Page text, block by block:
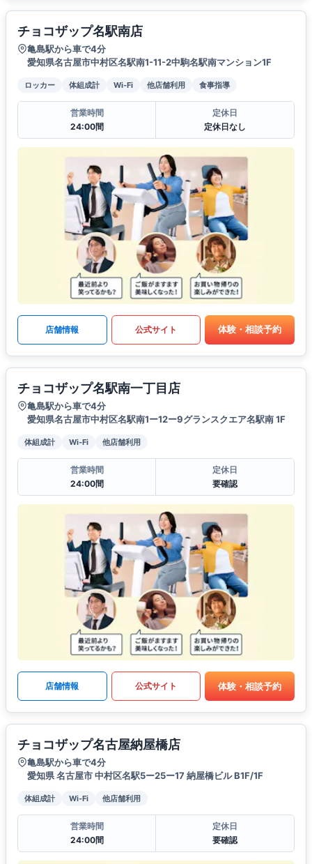
チョコザップ名駅南店
亀島駅から車で4分
愛知県名古屋市中村区名駅南1-11-2中駒名駅南マンション1F
ロッカー 体組成計 Wi-Fi 他店舗利用 食事指導
営業時間
24:00間
定休日
定休日なし
店舗情報 公式サイト 体験・相談予約
チョコザップ名駅南一丁目店
亀島駅から車で4分
愛知県名古屋市中村区名駅南1ー12ー9グランスクエア名駅南 1F
体組成計 Wi-Fi 他店舗利用
営業時間
24:00間
定休日
要確認
店舗情報 公式サイト 体験・相談予約
チョコザップ名古屋納屋橋店
亀島駅から車で4分
愛知県 名古屋市 中村区名駅5ー25ー17 納屋橋ビル B1F/1F
体組成計 Wi-Fi 他店舗利用
営業時間
24:00間
定休日
要確認